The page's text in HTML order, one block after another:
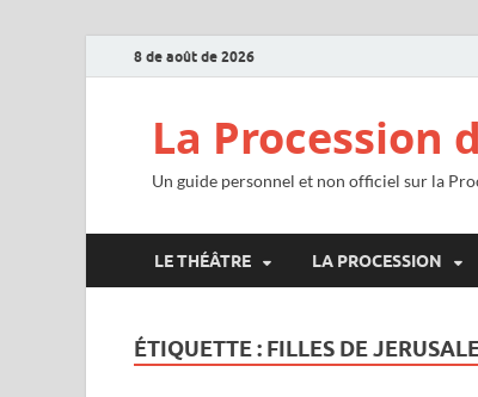
8 de août de 2026
La Procession
Un guide personnel et non officiel sur la
LE THÉÂTRE LA PROCESSION
ÉTIQUETTE : FILLES DE